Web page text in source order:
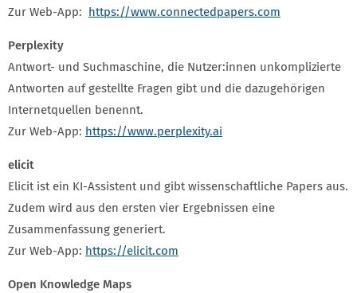
Zur Web-App: https://www.connectedpapers.com
Perplexity
Antwort- und Suchmaschine, die Nutzer:innen unkomplizierte
Antworten auf gestellte Fragen gibt und die dazugehörigen
Internetquellen benennt.
Zur Web-App: https://www.perplexity.ai
elicit
Elicit ist ein KI-Assistent und gibt wissenschaftliche Papers aus.
Zudem wird aus den ersten vier Ergebnissen eine
Zusammenfassung generiert.
Zur Web-App: https://elicit.com
Open Knowledge Maps